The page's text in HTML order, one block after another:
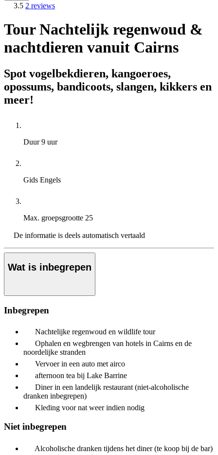
3.5 2 reviews
Tour Nachtelijk regenwoud &
nachtdieren vanuit Cairns
Spot vogelbekdieren, kangoeroes,
opossums, bandicoots, slangen, kikkers en
meer!
Duur9 uur
Gids Engels
Max. groepsgrootte 25
De informatie is deels automatisch vertaald
Wat is inbegrepen
Inbegrepen
Nachtelijke regenwoud en wildlife tour
Ophalen en wegbrengen van hotels in Cairns en de
noordelijke stranden
Vervoer in een auto met airco
afternoon tea bij Lake Barrine
Diner in een landelijk restaurant (niet-alcoholische
dranken inbegrepen)
Kleding voor nat weer indien nodig
Niet inbegrepen
Alcoholische dranken tijdens het diner (te koop bij de bar)